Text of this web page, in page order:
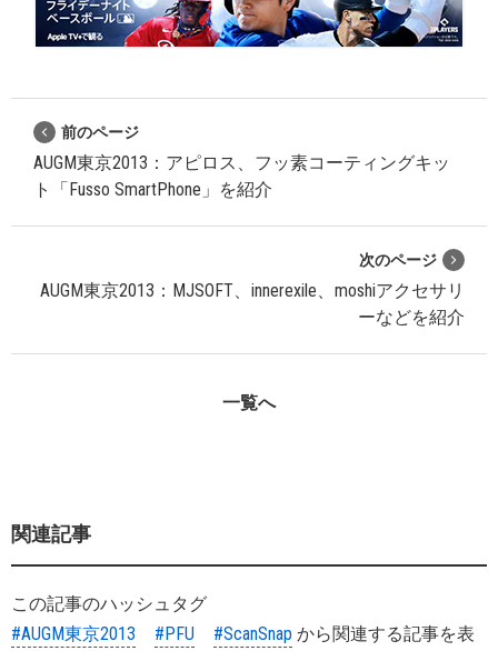
前のページ
AUGM東京2013：アピロス、フッ素コーティングキッ
ト「Fusso SmartPhone」を紹介
次のページ
AUGM東京2013：MJSOFT、innerexile、moshiアクセサリ
ーなどを紹介
一覧へ
関連記事
この記事のハッシュタグ
#AUGM東京2013
#PFU #ScanSnap から関連する記事を表